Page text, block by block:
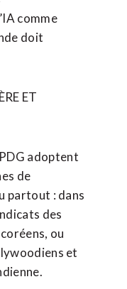
comme
doit
ET
adoptent
de
partout : dans
des
ou
et